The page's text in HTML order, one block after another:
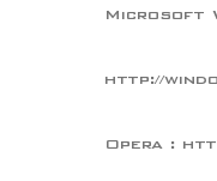
Microsoft
http://
Opera :